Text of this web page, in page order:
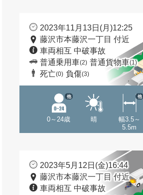
2023年11月13日(月)12:25
藤沢市本藤沢一丁目 付近
車両相互 中破事故
普通乗用車(2) 普通貨物車(1)
死亡(0) 負傷(3)
0～24歳
他
晴
幅3.5～
5.5m
他
2023年5月12日(金)16:44
藤沢市本藤沢一丁目 付近
車両相互 中破事故